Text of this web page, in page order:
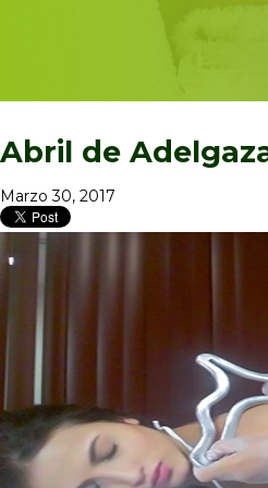
Abril de
Marzo 30, 2017